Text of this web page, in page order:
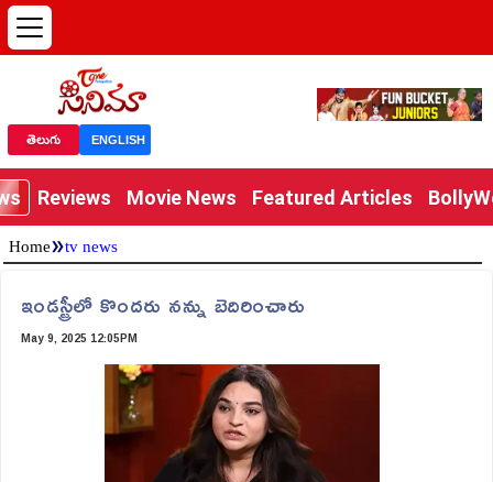
తెలుగు ENGLISH
Reviews Movie News Featured Articles
Home»tv news
ఇండస్ట్రీలో కొందరు నన్ను బెదిరించారు
May 9, 2025 12:05PM